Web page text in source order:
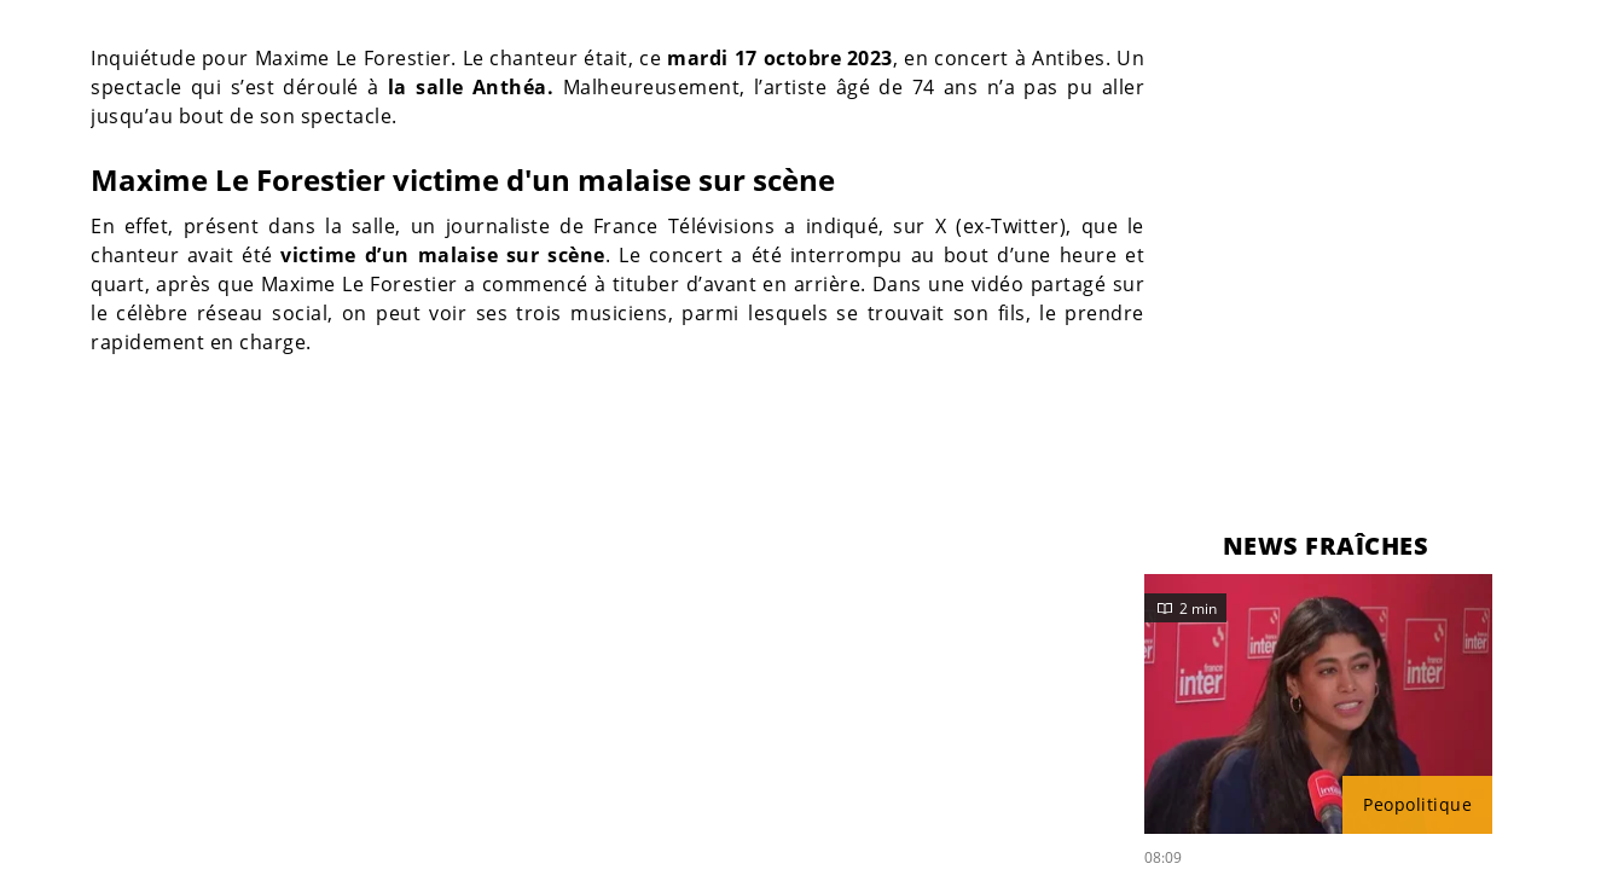
Inquiétude pour Maxime Le Forestier. Le chanteur était, ce mardi 17 octobre 2023, en concert à Antibes. Un
spectacle qui s’est déroulé à la salle Anthéa. Malheureusement, l’artiste âgé de 74 ans n’a pas pu aller
jusqu’au bout de son spectacle.
Maxime Le Forestier victime d'un malaise sur scène
En effet, présent dans la salle, un journaliste de France Télévisions a indiqué, sur X (ex-Twitter), que le
chanteur avait étévictime d’un malaise sur scène. Le concert a été interrompu au bout d’une heure et
quart, après que Maxime Le Forestier a commencé à tituber d’avant en arrière. Dans une vidéo partagé sur
le célèbre réseau social, on peut voir ses trois musiciens, parmi lesquels se trouvait son fils, le prendre
rapidement en charge.
NEWS FRAÎCHES
Peopolitique
2 min
08:09